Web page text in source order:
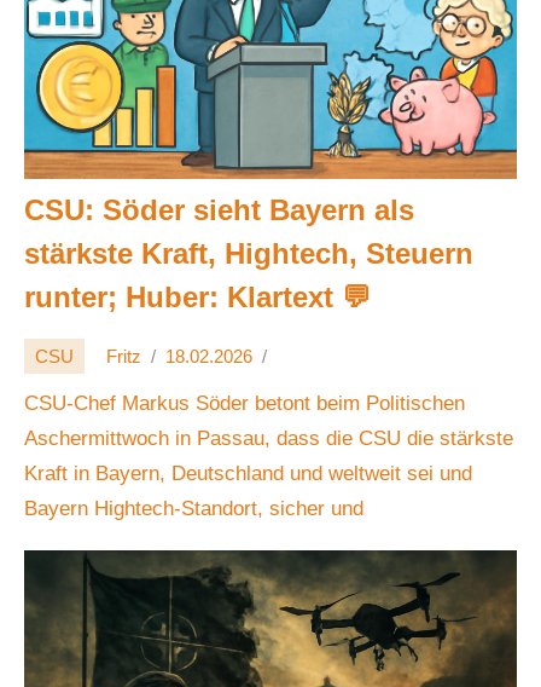
CSU: Söder sieht Bayern als
stärkste Kraft, Hightech, Steuern
runter; Huber: Klartext 💬
CSU Fritz 18.02.2026
CSU-Chef Markus Söder betont beim Politischen
Aschermittwoch in Passau, dass die CSU die stärkste
Kraft in Bayern, Deutschland und weltweit sei und
Bayern Hightech-Standort, sicher und